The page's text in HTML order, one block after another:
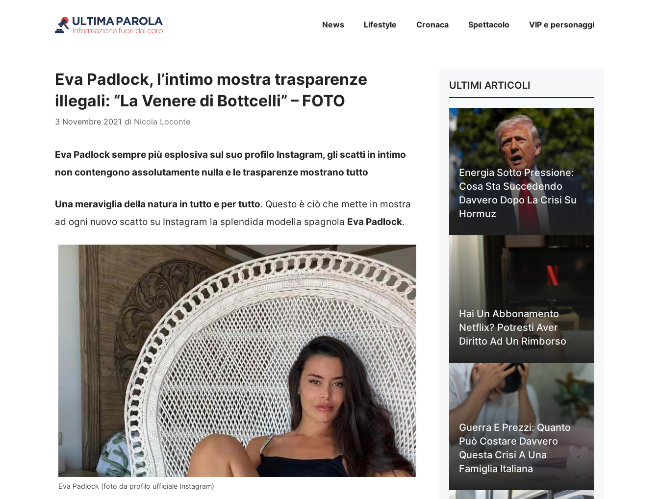
News Lifestyle Cronaca Spettacolo VIP e personaggi
Eva Padlock, l’intimo mostra trasparenze
illegali: “La Venere di Bottcelli” – FOTO
3 Novembre 2021 di Nicola Loconte
Eva Padlock sempre più esplosiva sul suo profilo Instagram, gli scatti in intimo
non contengono assolutamente nulla e le trasparenze mostrano tutto
Una meraviglia della natura in tutto e per tutto. Questo è ciò che mette in mostra
ad ogni nuovo scatto su Instagram la splendida modella spagnola Eva Padlock.
Eva Padlock (foto da profilo ufficiale Instagram)
ULTIMI ARTICOLI
Energia Sotto Pressione:
Cosa Sta Succedendo
Davvero Dopo La Crisi Su
Hormuz
Hai Un Abbonamento
Netflix? Potresti Aver
Diritto Ad Un Rimborso
Guerra E Prezzi: Quanto
Può Costare Davvero
Questa Crisi A Una
Famiglia Italiana